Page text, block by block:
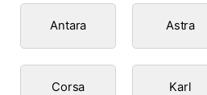
Antara Astra
Corsa Karl